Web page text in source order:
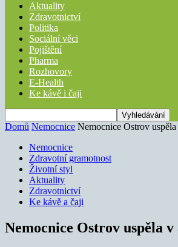
Aktuality
Zdravotnictví
Politika
Sociální věci
Pojištění
Pharma
Rozhovory
E-Health
Ke kávě i čaji
Domů Nemocnice Nemocnice Ostrov
Nemocnice
Zdravotní gramotnost
Životní styl
Aktuality
Zdravotnictví
Ke kávě a čaji
Nemocnice Ostrov uspěla